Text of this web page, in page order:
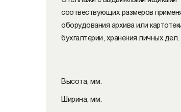
соотвествующих размеров
оборудования архива или
бухгалтерии, хранения личных дел.
Высота, мм.
Ширина, мм.